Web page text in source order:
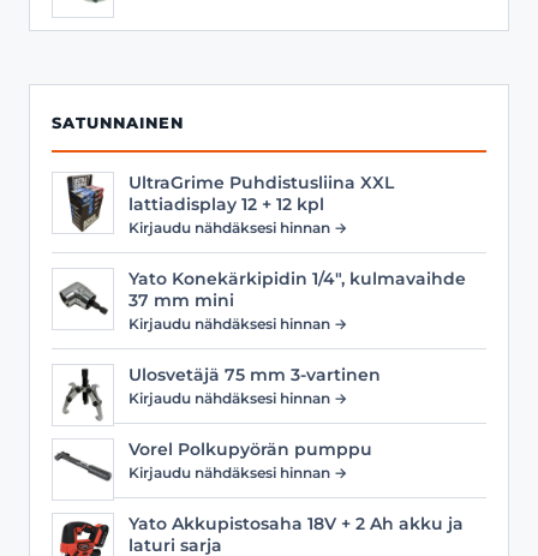
SATUNNAINEN
UltraGrime Puhdistusliina XXL
lattiadisplay 12 + 12 kpl
Kirjaudu nähdäksesi hinnan →
Yato Konekärkipidin 1/4", kulmavaihde
37 mm mini
Kirjaudu nähdäksesi hinnan →
Ulosvetäjä 75 mm 3-vartinen
Kirjaudu nähdäksesi hinnan →
Vorel Polkupyörän pumppu
Kirjaudu nähdäksesi hinnan →
Yato Akkupistosaha 18V + 2 Ah akku ja
laturi sarja